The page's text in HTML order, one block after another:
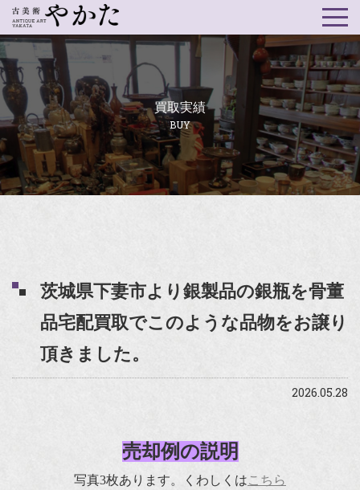
買取実績
BUY
茨城県下妻市より銀製品の銀瓶を骨董
品宅配買取でこのような品物をお譲り
頂きました。
2026.05.28
売却例の説明
写真3枚あります。くわしくはこちら